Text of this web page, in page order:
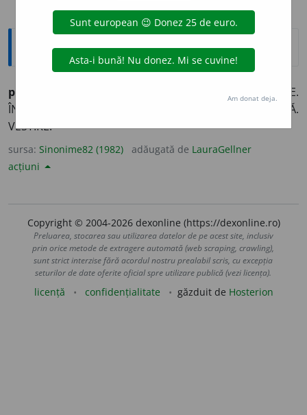
Sinonime
public
ANUNȚARE. IMPRIMAT. ÎNCUNOȘTINȚARE.
ÎNȘTIINȚARE. PERIODIC. PUBLICAȚIE. TIPĂRITURĂ.
VESTIRE.
sursa: Sinonime82 (1982) adăugată de LauraGellner
acțiuni
Copyright © 2004-2026 dexonline (https://dexonline.ro)
Preluarea, stocarea sau utilizarea datelor de pe acest site, inclusiv
prin orice metode de extragere automată (web scraping, crawling),
sunt strict interzise fără acordul nostru prealabil scris, cu excepția
seturilor de date oferite oficial spre utilizare publică (vezi licența).
licență confidențialitate găzduit de Hosterion
Am donat deja.